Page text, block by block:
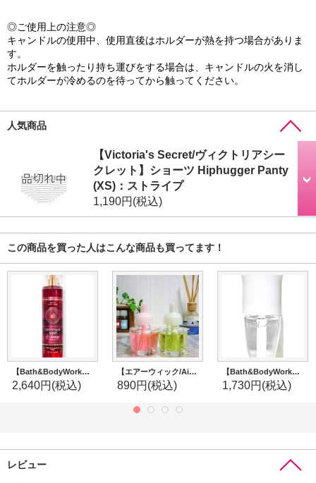
◎ご使用上の注意◎
キャンドルの使用中、使用直後はホルダーが熱を持つ場合がありま
す。
ホルダーを触ったり持ち運びをする場合は、キャンドルの火を消し
てホルダーが冷めるのを待ってから触ってください。
人気商品
【Victoria's Secret/ヴィクトリアシー
クレット】ショーツ Hiphugger Panty
(XS)：ストライプ
1,190円(税込)
この商品を買った人はこんな商品も買ってます！
【Bath&BodyWorks】ファインフレグランスミスト：シャンパンアップル＆ハニー
2,640円(税込)
【エアーウィック/Airwick】お試し用(タグ・パケなし)★プラグイン詰替えリフィル
890円(税込)
【Bath&BodyWorks】Wallflowers本体：ホワイトフレアー
1,730円(税込)
レビュー